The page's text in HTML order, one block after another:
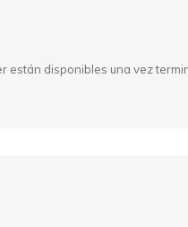
están disponibles una vez